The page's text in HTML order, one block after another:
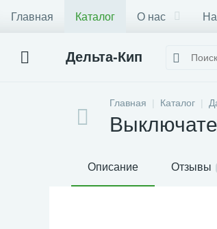
Главная Каталог О нас
Дельта-Кип
Главная Каталог
Описание Отзывы